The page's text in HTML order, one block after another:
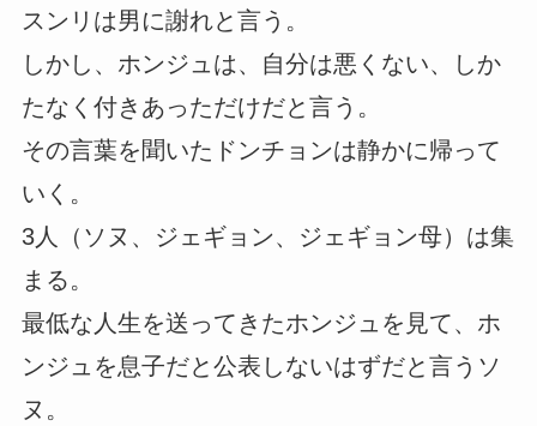
スンリは男に謝れと言う。
しかし、ホンジュは、自分は悪くない、しか
たなく付きあっただけだと言う。
その言葉を聞いたドンチョンは静かに帰って
いく。
3人（ソヌ、ジェギョン、ジェギョン母）は集
まる。
最低な人生を送ってきたホンジュを見て、ホ
ンジュを息子だと公表しないはずだと言うソ
ヌ。